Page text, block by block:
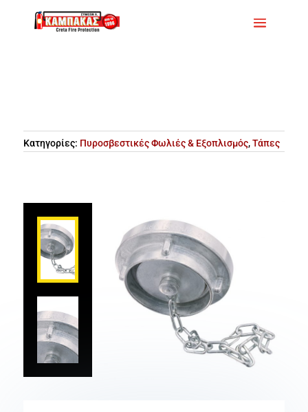
Κατηγορίες: Πυροσβεστικές Φωλιές & Εξοπλισμός,Τάπες